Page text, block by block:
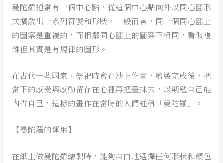
曼陀羅通常有一個中心點，從這個中心點向外以同心圓形
式擴散出一系列符號和形狀。一般而言，同一個同心圓上
的圖案是重複的，而相鄰同心圓上的圖案不相同，看似複
雜但其實是有規律的圖形。
在古代一些國家，祭祀時會在沙上作畫，繪製完成後，把
當下的感受與感動留存在心裡再把畫抹去，以期勉自己能
內省自己，這樣的畫作在當時的人們通稱「曼陀羅」。
【曼陀羅的運用】
在紙上做曼陀羅繪製時，能夠自由地選擇任何形狀和顏色